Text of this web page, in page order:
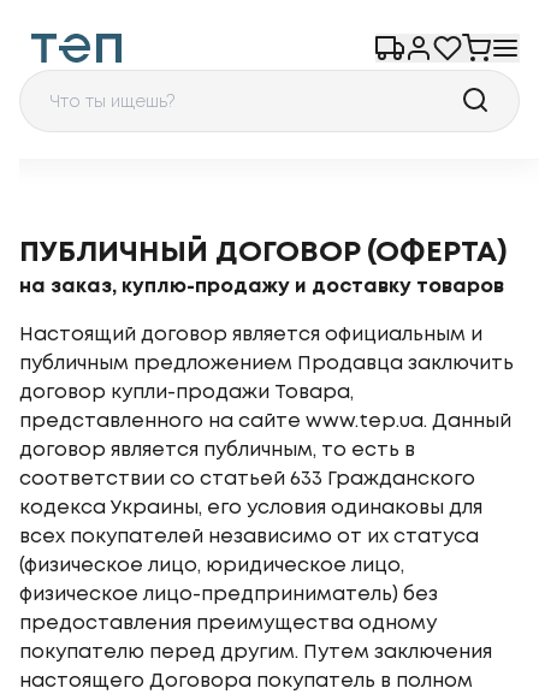
ПУБЛИЧНЫЙ ДОГОВОР (ОФЕРТА)
на заказ, куплю-продажу и доставку товаров
Настоящий договор является официальным и
публичным предложением Продавца заключить
договор купли-продажи Товара,
представленного на сайте www.tep.ua. Данный
договор является публичным, то есть в
соответствии со статьей 633 Гражданского
кодекса Украины, его условия одинаковы для
всех покупателей независимо от их статуса
(физическое лицо, юридическое лицо,
физическое лицо-предприниматель) без
предоставления преимущества одному
покупателю перед другим. Путем заключения
настоящего Договора покупатель в полном